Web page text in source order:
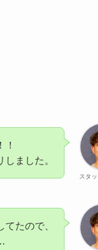
スタ
ました。
たので、